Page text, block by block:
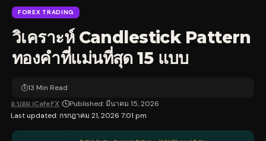
FOREX TRADING
วิเคราะห์ Candlestick Pattern
ทองคำที่แม่นที่สุด 15 แบบ
Last updated: กรกฎาคม 21, 2026 7:01 pm
อ.บอม iCafeFX Published: มีนาคม 15, 2026
13 Min Read